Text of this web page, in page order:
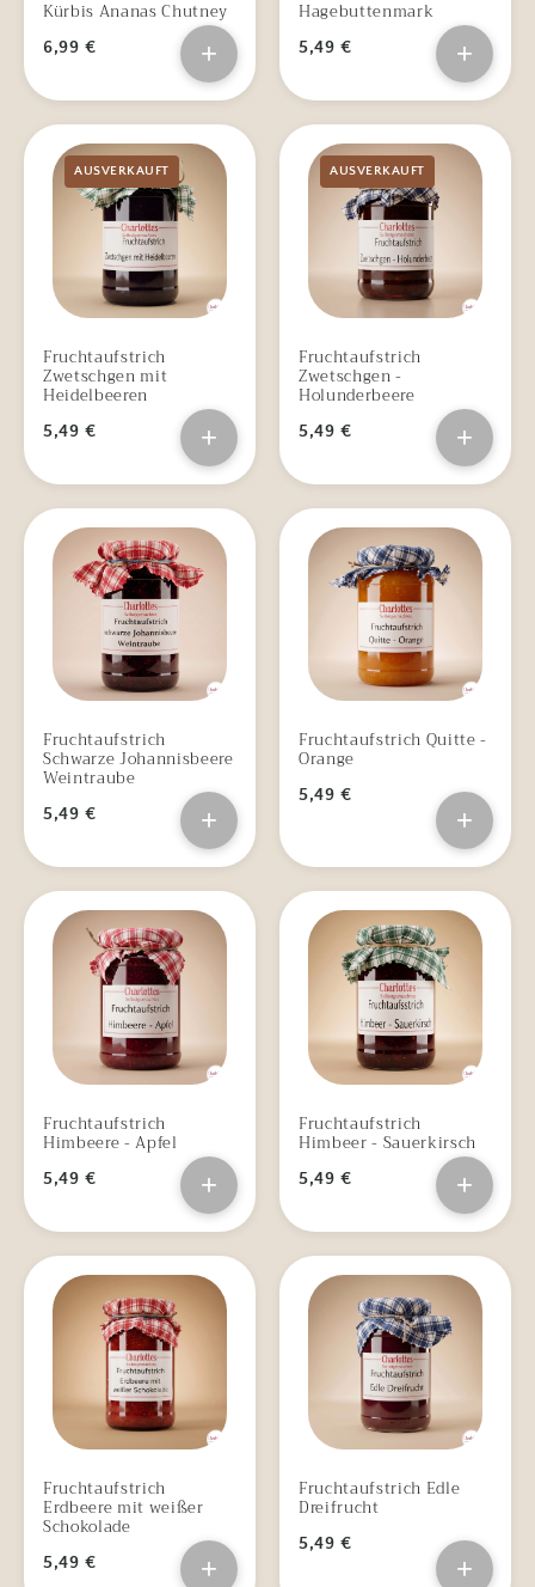
Kürbis Ananas Chutney
6,99 € +
Hagebuttenmark
5,49 € +
AUSVERKAUFT
Fruchtaufstrich
Zwetschgen mit
Heidelbeeren
5,49 € +
AUSVERKAUFT
Fruchtaufstrich
Zwetschgen -
Holunderbeere
5,49 € +
Fruchtaufstrich
Schwarze Johannisbeere
Weintraube
5,49 € +
Fruchtaufstrich Quitte -
Orange
5,49 €
+
Fruchtaufstrich
Himbeere - Apfel
5,49 € +
Fruchtaufstrich
Himbeer - Sauerkirsch
5,49 € +
Fruchtaufstrich
Erdbeere mit weißer
Schokolade
5,49 € +
Fruchtaufstrich Edle
Dreifrucht
5,49 €
+